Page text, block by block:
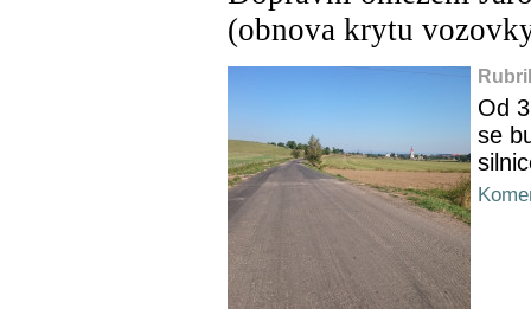
(obnova krytu
Od
se